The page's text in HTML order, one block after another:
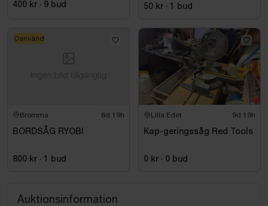
400 kr · 9 bud 50 kr · 1 bud
Bromma 8d 19h
BORDSÅG RYOBI
800 kr · 1 bud
Oanvänd
Lilla Edet 9d 19h
Kap-geringssåg Red Tools
0 kr · 0 bud
Auktionsinformation